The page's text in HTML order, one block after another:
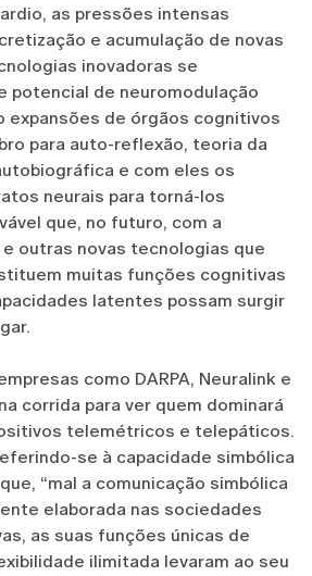
as pressões intensas
e acumulação de novas
inovadoras se
potencial de neuromodulação
expansões de órgãos cognitivos
para auto-reflexão, teoria da
e com eles os
neurais para torná-los
que, no futuro, com a
outras novas tecnologias que
muitas funções cognitivas
latentes possam surgir
como DARPA, Neuralink e
corrida para ver quem dominará
telemétricos e telepáticos.
se à capacidade simbólica
“mal a comunicação simbólica
elaborada nas sociedades
as suas funções únicas de
ilimitada levaram ao seu